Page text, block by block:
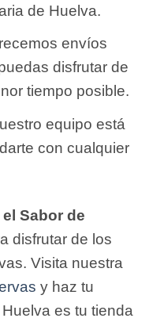
de Huelva.
envíos
disfrutar de
tiempo posible.
equipo está
con cualquier
Sabor de
disfrutar de los
Visita nuestra
y haz tu
es tu tienda